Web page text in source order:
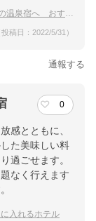
めの温泉宿をおしえて！
稿日：2022/5/31）
通報する
0
感とともに、
た美味しい料
過ごせます。
なく行えます
入れるホテル